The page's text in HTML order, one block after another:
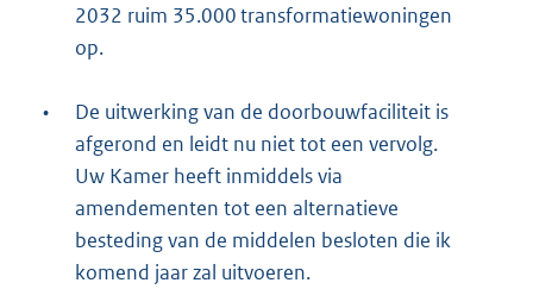
2032 ruim 35.000 transformatiewoningen
op.
•
De uitwerking van de doorbouwfaciliteit is
afgerond en leidt nu niet tot een vervolg.
Uw Kamer heeft inmiddels via
amendementen tot een alternatieve
besteding van de middelen besloten die ik
komend jaar zal uitvoeren.